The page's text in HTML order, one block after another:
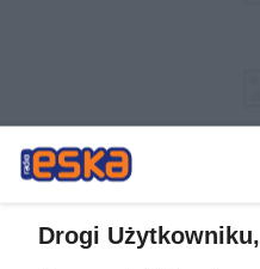
Drogi Użytkowniku,